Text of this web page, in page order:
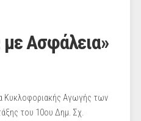
Ασφάλεια»
Κυκλοφοριακής Αγωγής των
του 10ου Δημ. Σχ.